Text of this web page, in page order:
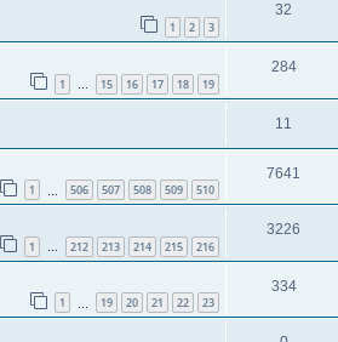
1 2 3
32
1 … 15 16 17 18 19
284
11
1 506 507 508 509 510
7641
1 … 212 213 214 215 216
3226
1 19 20 21 22 23
334